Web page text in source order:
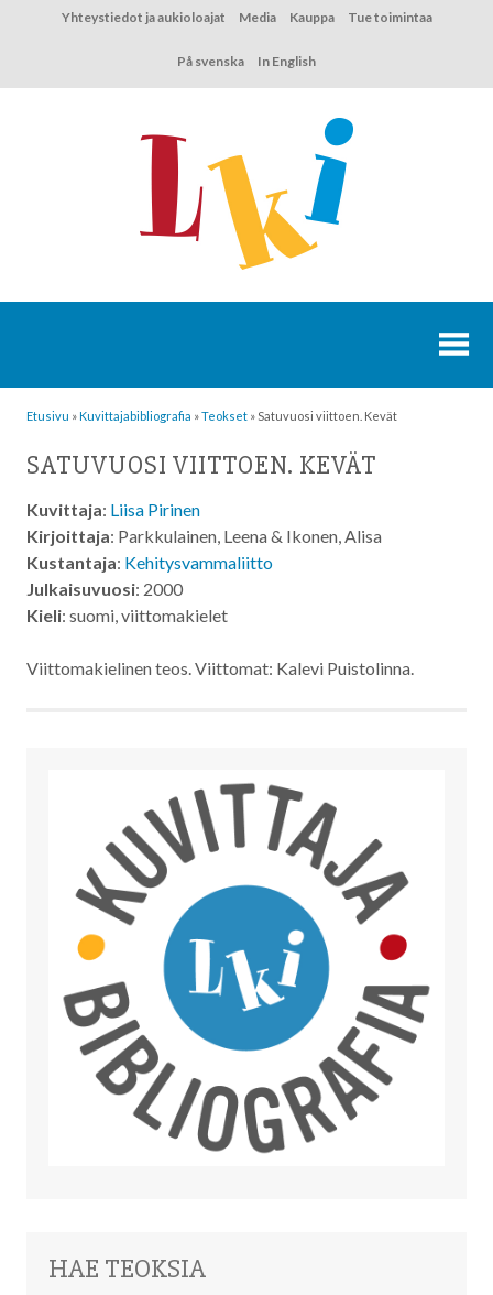
Yhteystiedot ja aukioloajat Media Kauppa Tue toimintaa
På svenska In English
Etusivu »Kuvittaja­bibliografia »Teokset » Satuvuosi viittoen. Kevät
SATUVUOSI VIITTOEN. KEVÄT
Kuvittaja: Liisa Pirinen
Kirjoittaja: Parkkulainen, Leena & Ikonen, Alisa
Kustantaja: Kehitysvammaliitto
Julkaisuvuosi: 2000
Kieli: suomi, viittomakielet
Viittomakielinen teos. Viittomat: Kalevi Puistolinna.
HAE TEOKSIA